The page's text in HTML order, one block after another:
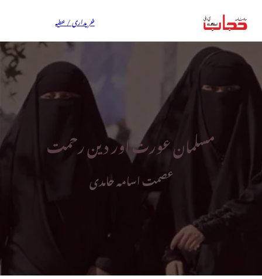
خریداری / عطیہ
مسلمان عورت اور دین رحمت
عصمت اسامہ حامدی